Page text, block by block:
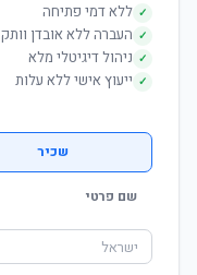
✓ ללא דמי פתיחה
✓ העברה ללא אובדן וותק
✓ ניהול דיגיטלי מלא
✓ ייעוץ אישי ללא עלות
שכיר
שם פרטי